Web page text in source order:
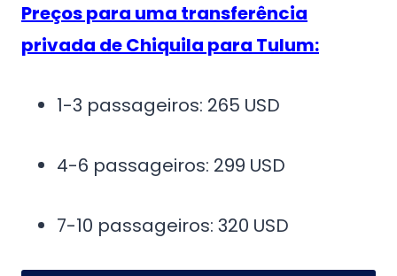
Preços para uma transferência
privada de Chiquila para Tulum:
1-3 passageiros: 265 USD
4-6 passageiros: 299 USD
7-10 passageiros: 320 USD